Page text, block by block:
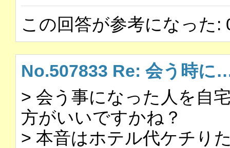
この回答が参考になっ
No.507833 Re: 会う時に
> 会う事になった人を自
方がいいですかね？
> 本音はホテル代ケチり